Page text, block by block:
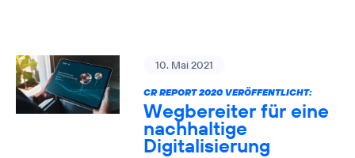
10. Mai 2021
CR REPORT 2020 VERÖFFENTLICHT:
Wegbereiter für eine
nachhaltige
Digitalisierung